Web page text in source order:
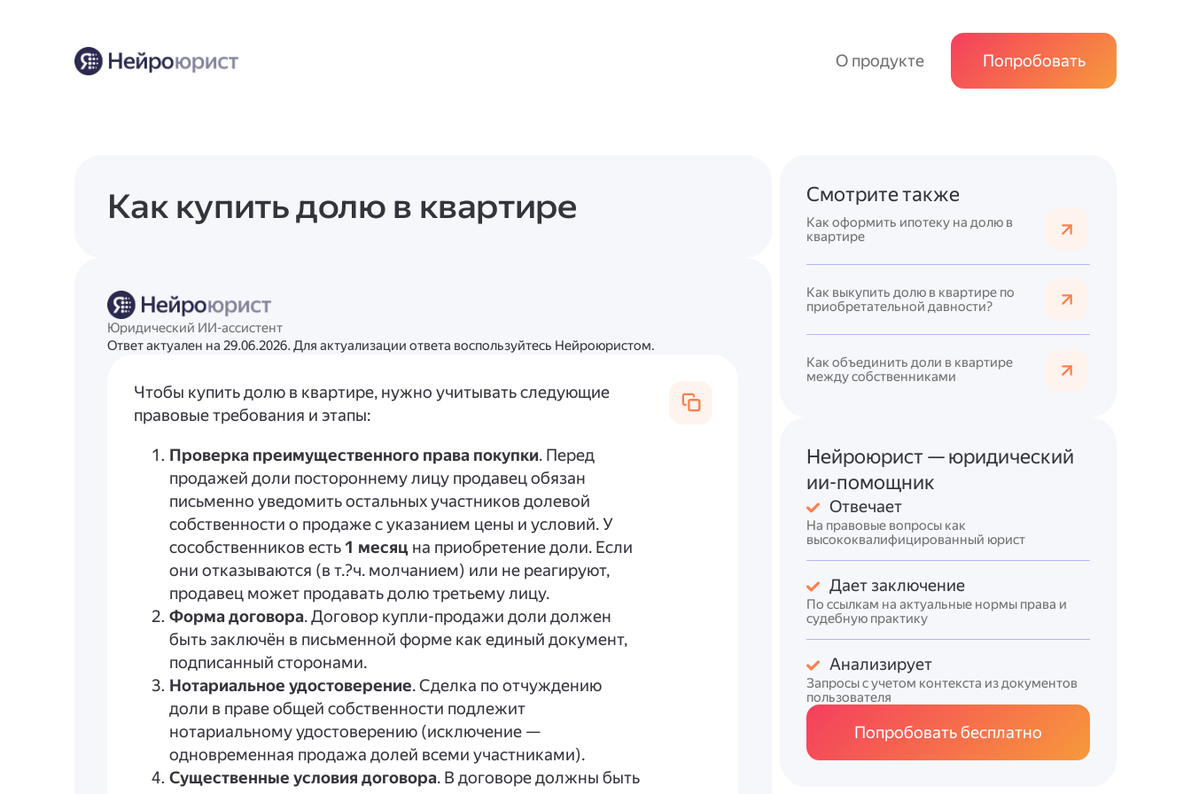
О продукте Попробовать
Как купить долю в квартире
Юридический ИИ-ассистент
Ответ актуален на 29.06.2026. Для актуализации ответа воспользуйтесь Нейроюристом.
Чтобы купить долю в квартире, нужно учитывать следующие
правовые требования и этапы:
Проверка преимущественного права покупки. Перед
продажей доли постороннему лицу продавец обязан
письменно уведомить остальных участников долевой
собственности о продаже с указанием цены и условий. У
сособственников есть 1 месяц на приобретение доли. Если
они отказываются (в т.?ч. молчанием) или не реагируют,
продавец может продавать долю третьему лицу.
Форма договора. Договор купли-продажи доли должен
быть заключён в письменной форме как единый документ,
подписанный сторонами.
Нотариальное удостоверение. Сделка по отчуждению
доли в праве общей собственности подлежит
нотариальному удостоверению (исключение —
одновременная продажа долей всеми участниками).
Существенные условия договора. В договоре должны быть
Смотрите также
Как оформить ипотеку на долю в
квартире
Как выкупить долю в квартире по
приобретательной давности?
Как объединить доли в квартире
между собственниками
Нейроюрист — юридический
ии-помощник
Отвечает
На правовые вопросы как
высококвалифицированный юрист
Дает заключение
По ссылкам на актуальные нормы права и
судебную практику
Анализирует
Запросы с учетом контекста из документов
пользователя
Попробовать бесплатно